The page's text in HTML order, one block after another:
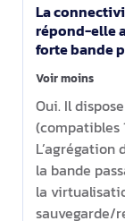
La
répond-elle
forte bande
Voir moins
Oui. Il
(compatibles
la bande
la
sauvegarde/